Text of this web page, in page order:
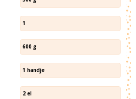
1
600 g
1 handje
2 el